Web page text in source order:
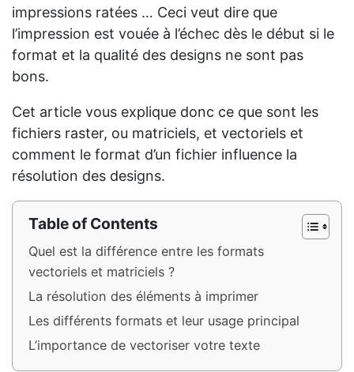
impressions ratées … Ceci veut dire que
l’impression est vouée à l’échec dès le début si le
format et la qualité des designs ne sont pas
bons.
Cet article vous explique donc ce que sont les
fichiers raster, ou matriciels, et vectoriels et
comment le format d’un fichier influence la
résolution des designs.
Table of Contents
Quel est la différence entre les formats
vectoriels et matriciels ?
La résolution des éléments à imprimer
Les différents formats et leur usage principal
L’importance de vectoriser votre texte